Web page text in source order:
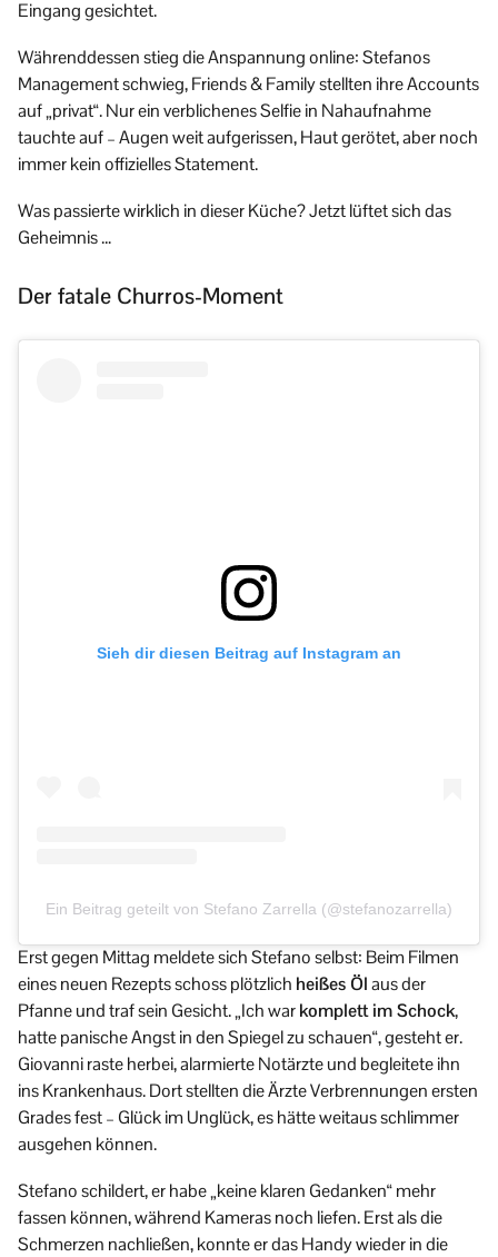
Eingang gesichtet.
Währenddessen stieg die Anspannung online: Stefanos
Management schwieg, Friends & Family stellten ihre Accounts
auf „privat“. Nur ein verblichenes Selfie in Nahaufnahme
tauchte auf – Augen weit aufgerissen, Haut gerötet, aber noch
immer kein offizielles Statement.
Was passierte wirklich in dieser Küche? Jetzt lüftet sich das
Geheimnis …
Der fatale Churros-Moment
Sieh dir diesen Beitrag auf Instagram an
Ein Beitrag geteilt von Stefano Zarrella (@stefanozarrella)
Erst gegen Mittag meldete sich Stefano selbst: Beim Filmen
eines neuen Rezepts schoss plötzlich heißes Ölaus der
Pfanne und traf sein Gesicht. „Ich warkomplett im Schock,
hatte panische Angst in den Spiegel zu schauen“, gesteht er.
Giovanni raste herbei, alarmierte Notärzte und begleitete ihn
ins Krankenhaus. Dort stellten die Ärzte Verbrennungen ersten
Grades fest – Glück im Unglück, es hätte weitaus schlimmer
ausgehen können.
Stefano schildert, er habe „keine klaren Gedanken“ mehr
fassen können, während Kameras noch liefen. Erst als die
Schmerzen nachließen, konnte er das Handy wieder in die